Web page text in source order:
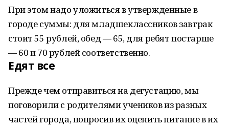
При этом надо уложиться в утвержденные в
городе суммы: для младшеклассников завтрак
стоит 55 рублей, обед — 65, для ребят постарше
— 60 и 70 рублей соответственно.
Едят все
Прежде чем отправиться на дегустацию, мы
поговорили с родителями учеников из разных
частей города, попросив их оценить питание в их